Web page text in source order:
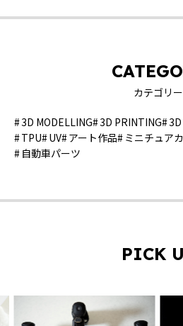
カテゴリー
3D MODELLING 3D PRINTING
TPU UV アート作品 ミニチュア
自動車パーツ
PICK